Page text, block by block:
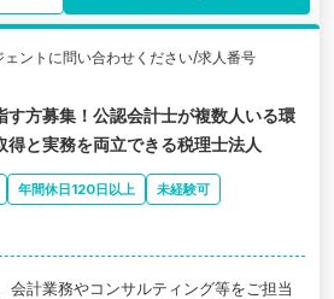
ントに問い合わせください/求人番号
す方募集！公認会計士が複数人いる環
と実務を両立できる税理士法人
年間休日120日以上
未経験可
会計業務やコンサルティング等をご担当